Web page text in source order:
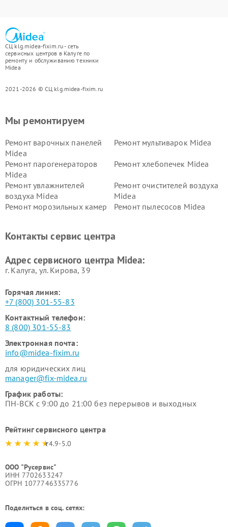
СЦ klg.midea-fixim.ru - сеть
сервисных центров в Калуге по
ремонту и обслуживанию техники
Midea
2021-2026 © СЦ klg.midea-fixim.ru
Мы ремонтируем
Ремонт варочных панелей
Midea
Ремонт мультиварок Midea
Ремонт парогенераторов
Midea
Ремонт хлебопечек Midea
Ремонт увлажнителей
воздуха Midea
Ремонт очистителей воздуха
Midea
Ремонт морозильных камер
Ремонт пылесосов Midea
пылесосов Midea
Midea
Контакты сервис центра
Адрес сервисного центра Midea:
г. Калуга, ул. Кирова, 39
Горячая линия:
+7 (800) 301-55-83
Контактный телефон:
8 (800) 301-55-83
Электронная почта:
info@midea-fixim.ru
для юридических лиц
manager@fix-midea.ru
График работы:
ПН-ВСК с 9:00 до 21:00 без перерывов и выходных
Рейтинг сервисного центра
4.9-5.0
ООО "Русервис"
ИНН 7702633247
ОГРН 1077746335776
Поделиться в соц. сетях: